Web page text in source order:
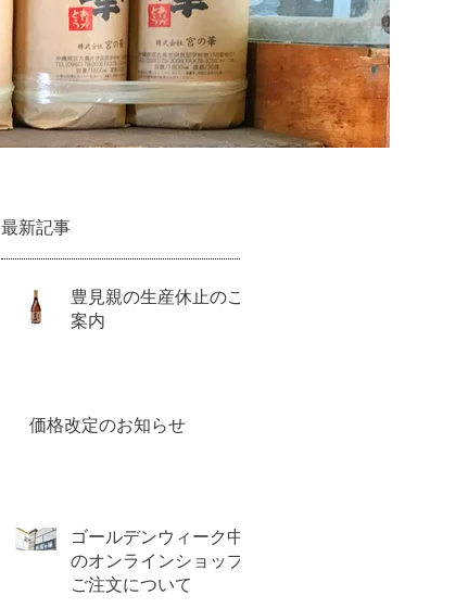
最新記事
豊見親の生産休止のご
案内
価格改定のお知らせ
ゴールデンウィーク中
のオンラインショップ
ご注文について